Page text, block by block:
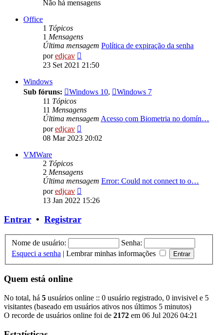
Não há mensagens
Office
1 Tópicos
1 Mensagens
Última mensagem Política de expiração da senha
poredjcav
última
23 Set 2021 21:50
Windows
Sub fóruns:
Windows 10,
Windows 7
11 Tópicos
11 Mensagens
Última mensagem Acesso com Biometria no domín…
poredjcav
última
08 Mar 2023 20:02
VMWare
2 Tópicos
2 Mensagens
Última mensagem Error: Could not connect to o…
poredjcav
última
13 Jan 2022 15:26
Entrar • Registrar
Nome de usuário:
Senha:
Esqueci a senha | Lembrar minhas informações
Quem está online
No total, há 5 usuários online :: 0 usuário registrado, 0 invisivel e 5
visitantes (baseado em usuários ativos nos últimos 5 minutos)
O recorde de usuários online foi de 2172 em 06 Jul 2026 04:21